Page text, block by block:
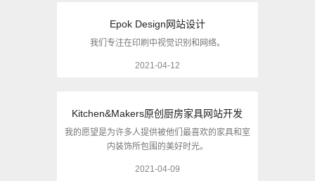
Epok Design网站设计
我们专注在印刷中视觉识别和网络。
2021-04-12
Kitchen&Makers原创厨房家具网站开发
我的愿望是为许多人提供被他们最喜欢的家具和室
内装饰所包围的美好时光。
2021-04-09